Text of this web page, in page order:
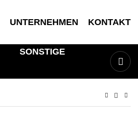
UNTERNEHMEN KONTAKT
SONSTIGE